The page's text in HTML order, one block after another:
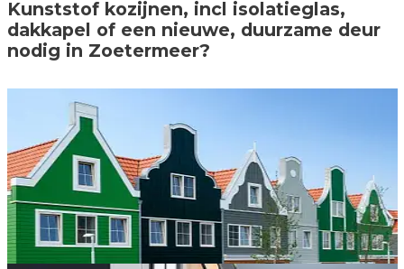
Kunststof kozijnen, incl isolatieglas,
dakkapel of een nieuwe, duurzame deur
nodig in Zoetermeer?